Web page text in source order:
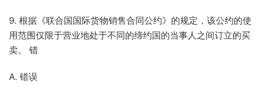
9. 根据《联合国国际货物销售合同公约》的规定，该公约的使
用范围仅限于营业地处于不同的缔约国的当事人之间订立的买
卖。 错
A. 错误